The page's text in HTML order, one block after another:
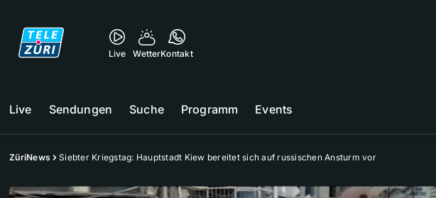
Live WetterKontakt
Live Sendungen Suche Programm Events
ZüriNews Siebter Kriegstag: Hauptstadt Kiew bereitet sich auf russischen Ansturm vor